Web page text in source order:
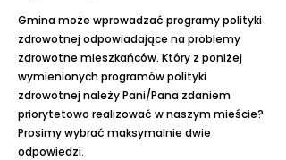
Gmina może wprowadzać programy polityki
zdrowotnej odpowiadające na problemy
zdrowotne mieszkańców. Który z poniżej
wymienionych programów polityki
zdrowotnej należy Pani/Pana zdaniem
priorytetowo realizować w naszym mieście?
Prosimy wybrać maksymalnie dwie
odpowiedzi.